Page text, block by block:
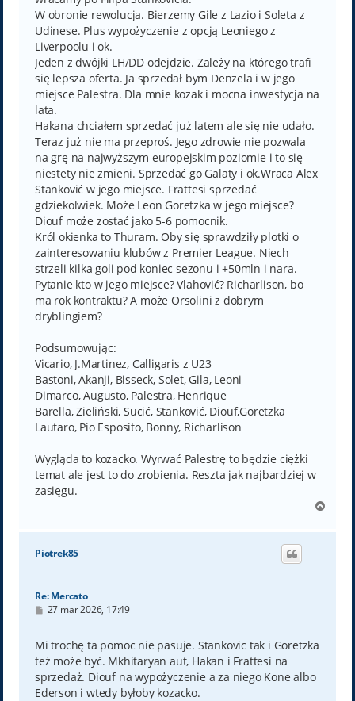
W obronie rewolucja. Bierzemy Gile z Lazio i Soleta z
Udinese. Plus wypożyczenie z opcją Leoniego z
Liverpoolu i ok.
Jeden z dwójki LH/DD odejdzie. Zależy na którego trafi
się lepsza oferta. Ja sprzedał bym Denzela i w jego
miejsce Palestra. Dla mnie kozak i mocna inwestycja na
lata.
Hakana chciałem sprzedać już latem ale się nie udało.
Teraz już nie ma przeproś. Jego zdrowie nie pozwala
na grę na najwyższym europejskim poziomie i to się
niestety nie zmieni. Sprzedać go Galaty i ok.Wraca Alex
Stanković w jego miejsce. Frattesi sprzedać
gdziekolwiek. Może Leon Goretzka w jego miejsce?
Diouf może zostać jako 5-6 pomocnik.
Król okienka to Thuram. Oby się sprawdziły plotki o
zainteresowaniu klubów z Premier League. Niech
strzeli kilka goli pod koniec sezonu i +50mln i nara.
Pytanie kto w jego miejsce? Vlahović? Richarlison, bo
ma rok kontraktu? A może Orsolini z dobrym
dryblingiem?
Podsumowując:
Vicario, J.Martinez, Calligaris z U23
Bastoni, Akanji, Bisseck, Solet, Gila, Leoni
Dimarco, Augusto, Palestra, Henrique
Barella, Zieliński, Sucić, Stanković, Diouf,Goretzka
Lautaro, Pio Esposito, Bonny, Richarlison
Wygląda to kozacko. Wyrwać Palestrę to będzie ciężki
temat ale jest to do zrobienia. Reszta jak najbardziej w
zasięgu.
g
Piotrek85
Re: Mercato
P
t
27 mar 2026, 17:49
Mi trochę ta pomoc nie pasuje. Stankovic tak i Goretzka
też może być. Mkhitaryan aut, Hakan i Frattesi na
sprzedaż. Diouf na wypożyczenie a za niego Kone albo
Ederson i wtedy byłoby kozacko.